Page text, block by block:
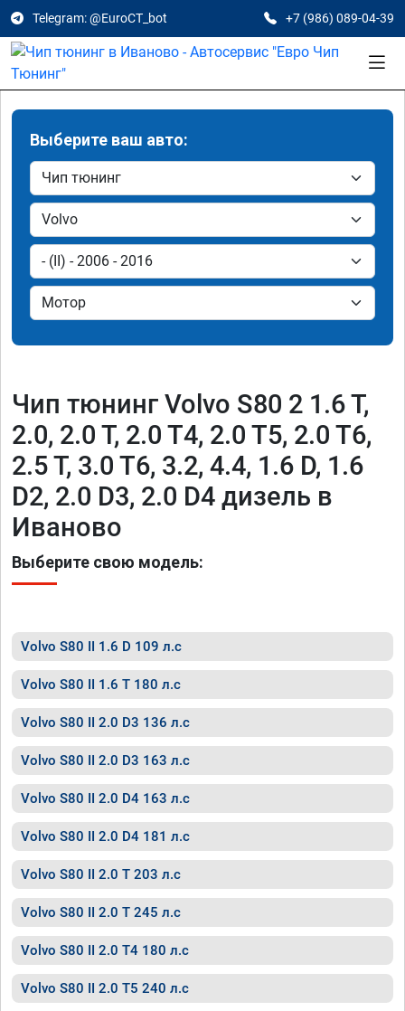
Telegram: @EuroCT_bot +7 (986) 089-04-39
Выберите ваш авто:
Чип тюнинг Volvo S80 2 1.6 T,
2.0, 2.0 T, 2.0 T4, 2.0 T5, 2.0 T6,
2.5 T, 3.0 T6, 3.2, 4.4, 1.6 D, 1.6
D2, 2.0 D3, 2.0 D4 дизель в
Иваново
Выберите свою модель:
Volvo S80 II 1.6 D 109 л.с
Volvo S80 II 1.6 T 180 л.с
Volvo S80 II 2.0 D3 136 л.с
Volvo S80 II 2.0 D3 163 л.с
Volvo S80 II 2.0 D4 163 л.с
Volvo S80 II 2.0 D4 181 л.с
Volvo S80 II 2.0 T 203 л.с
Volvo S80 II 2.0 T 245 л.с
Volvo S80 II 2.0 T4 180 л.с
Volvo S80 II 2.0 T5 240 л.с